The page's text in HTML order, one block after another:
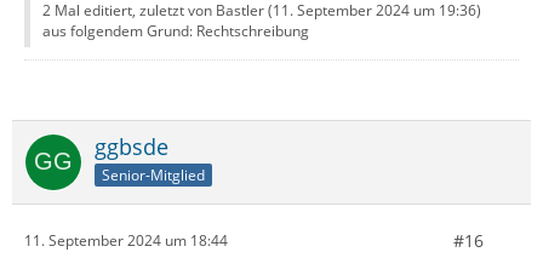
2 Mal editiert, zuletzt von Bastler (11. September 2024 um 19:36)
aus folgendem Grund: Rechtschreibung
ggbsde
Senior-Mitglied
11. September 2024 um 18:44 #16